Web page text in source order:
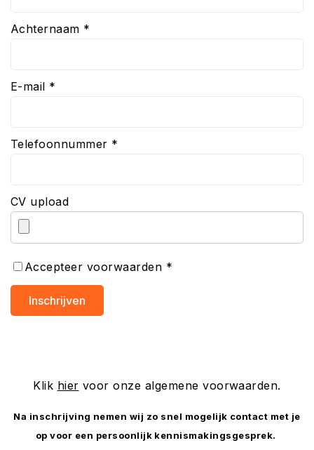
Achternaam *
E-mail *
Telefoonnummer *
CV upload
Accepteer voorwaarden *
Inschrijven
Klik hier voor onze algemene voorwaarden.
Na inschrijving nemen wij zo snel mogelijk contact met je
op voor een persoonlijk kennismakingsgesprek.